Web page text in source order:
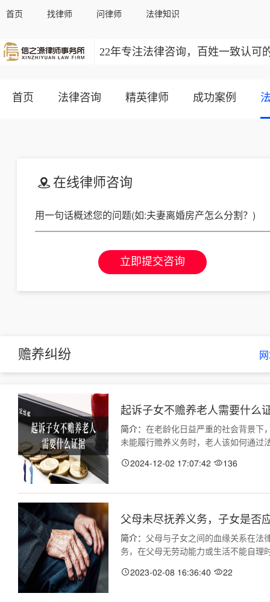
首页 找律师 问律师 法律知识
22年专注法律咨询，百姓一致认可
首页 法律咨询 精英律师 成功案例
在线律师咨询
立即提交咨询
赡养纠纷
起诉子女不赡养老人需要什么
简介： 在老龄化日益严重的社会背景下
未能履行赡养义务时，老人该如何通过
2024-12-02 17:07:42 136
父母未尽抚养义务，子女是否
简介： 父母与子女之间的血缘关系在法
务，在父母无劳动能力或生活不能自理
2023-02-08 16:36:40 22